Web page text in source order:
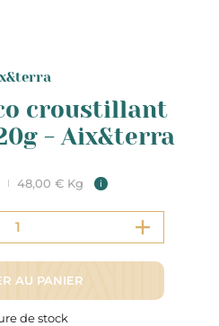
croustillant
- Aix&terra
48,00 € Kg i
AU PANIER
de stock